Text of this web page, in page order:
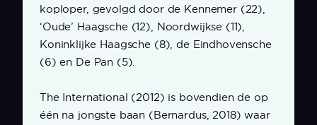
koploper, gevolgd door de Kennemer (22),
‘Oude’ Haagsche (12), Noordwijkse (11),
Koninklijke Haagsche (8), de Eindhovensche
(6) en De Pan (5).
The International (2012) is bovendien de op
één na jongste baan (Bernardus, 2018) waar